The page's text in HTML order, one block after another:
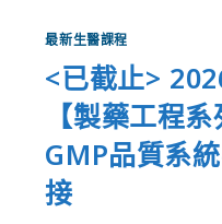
最新生醫課程
<已截止>
【製藥工程
GMP品質系
接